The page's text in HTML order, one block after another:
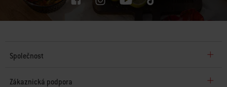
Společnost
Zákaznická podpora